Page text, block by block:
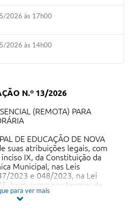
2026 às 17h00
2026 às 14h00
N.º 13/2026
(REMOTA) PARA
DE EDUCAÇÃO DE NOVA
suas atribuições legais, com
IX, da Constituição da
Municipal, nas Leis
2023 e 048/2023, na Lei
bem como nos termos da
2026, juntamente com as
Resolução SEMEC nº 04/2026
para ver mais